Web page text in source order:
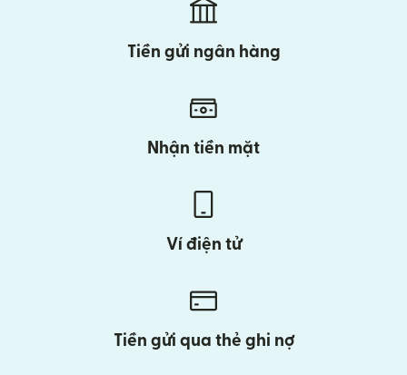
Tiền gửi ngân hàng
Nhận tiền mặt
Ví điện tử
Tiền gửi qua thẻ ghi nợ